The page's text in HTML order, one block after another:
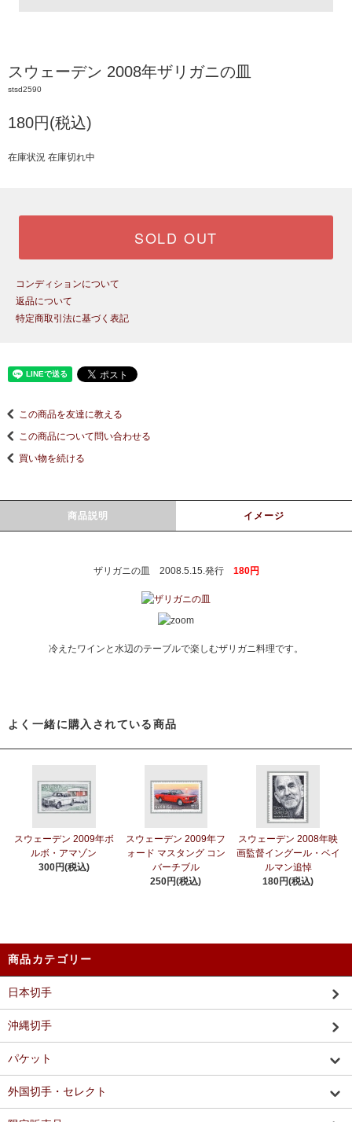
スウェーデン 2008年ザリガニの皿
stsd2590
180円(税込)
在庫状況 在庫切れ中
SOLD OUT
コンディションについて
返品について
特定商取引法に基づく表記
この商品を友達に教える
この商品について問い合わせる
買い物を続ける
商品説明 イメージ
ザリガニの皿 2008.5.15.発行 180円
冷えたワインと水辺のテーブルで楽しむザリガニ料理です。
よく一緒に購入されている商品
スウェーデン 2009年ボ
ルボ・アマゾン
300円(税込)
スウェーデン 2009年フ
ォード マスタング コン
バーチブル
250円(税込)
スウェーデン 2008年映
画監督イングール・ベイ
ルマン追悼
180円(税込)
商品カテゴリー
日本切手
沖縄切手
パケット
外国切手・セレクト